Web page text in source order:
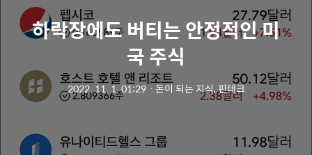
하락장에도 버티는 안정적인 미
국 주식
2022. 11. 1. 01:29ㆍ 돈이 되는 지식, 핀테크